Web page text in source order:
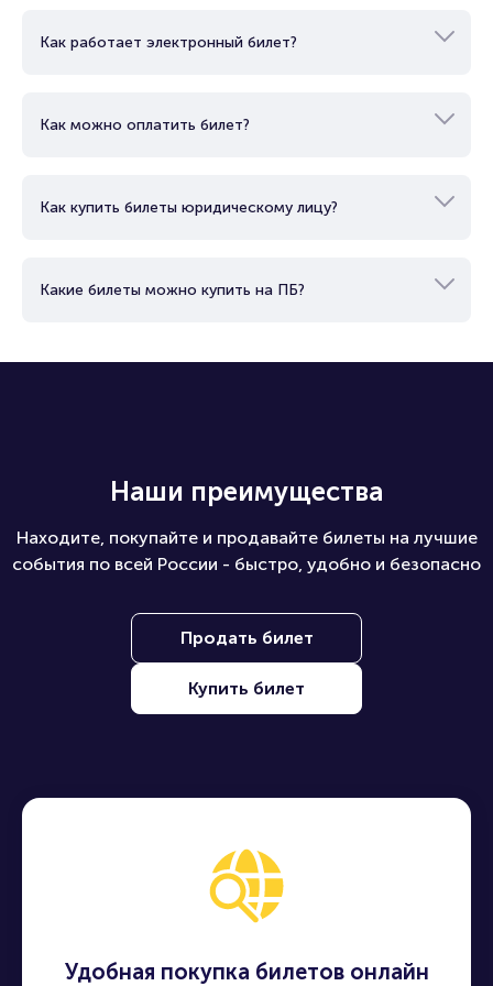
Как работает электронный билет?
Как можно оплатить билет?
Как купить билеты юридическому лицу?
Какие билеты можно купить на ПБ?
Наши преимущества
Находите, покупайте и продавайте билеты на лучшие
события по всей России - быстро, удобно и безопасно
Продать билет
Купить билет
Удобная покупка билетов онлайн